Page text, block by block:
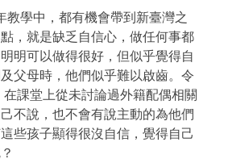
教學中，都有機會帶到新臺灣之
，就是缺乏自信心，做任何事都
明可以做得很好，但似乎覺得自
父母時，他們似乎難以啟齒。令
課堂上從未討論過外籍配偶相關
不說，也不會有說主動的為他們
些孩子顯得很沒自信，覺得自己